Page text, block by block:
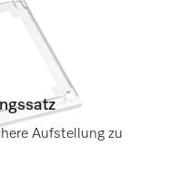
Aufstellung zu